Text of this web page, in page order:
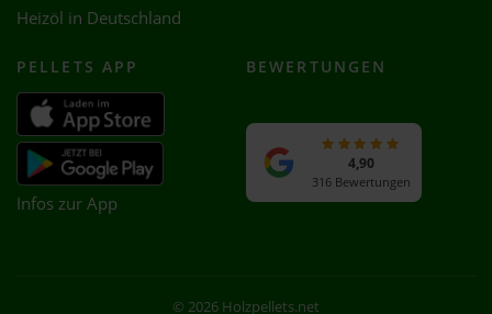
Heizöl in Deutschland
PELLETS APP
Infos zur App
BEWERTUNGEN
4,90
316 Bewertungen
© 2026 Holzpellets.net